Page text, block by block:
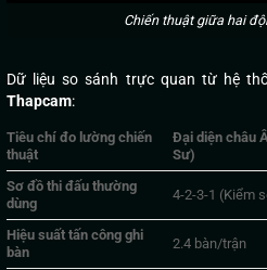
Chiến thuật giữa hai
Dữ liệu so sánh trực quan từ hệ
Thapcam:
Tiêu chí đo lường chiến
thuật
Đại diện châu
Sư)
Sơ đồ thi đấu thường
dùng
4-2-3-1 (Kiểm
Hiệu suất tấn công ghi
bàn
2.4 bàn/trận